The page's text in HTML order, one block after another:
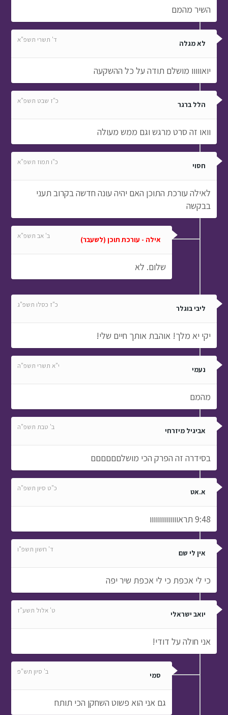
השיר מהמם
לא מגלה ד' תשרי תשפ"א
יואווווו מושלם תודה על כל ההשקעה
הלל ברגר כ"ז שבט תשפ"א
וואו זה סרט מרגש וגם ממש מעולה
חסוי כ"ו תמוז תשפ"א
לאילה עורכת התוכן האם יהיה עונה חדשה בקרוב תעני
בבקשה
אילה - עורכת תוכן (לשעבר) ב' אב תשפ"א
שלום. לא
ליבי בוגלר כ"ז כסלו תשפ"ג
יקי יא מלך! אוהבת אותך חיים שלי!
נעמי י"א תשרי תשפ"ה
מהמם
אביגיל מיזרחי ב' טבת תשפ"ה
בסידרה זה הפרק הכי מושלםםםםםם
א.אט כ"ט סיון תשפ"ה
9:48 תראוווווווווווווו
אין לי שם ד' חשון תשפ"ו
כי לי אכפת כי לי אכפת שיר יפה
יואב ישראלי ט' אלול תשע"ז
אני חולה על דודי!
סמי ב' סיון תש"פ
גם אני הוא פשוט השחקן הכי תותח